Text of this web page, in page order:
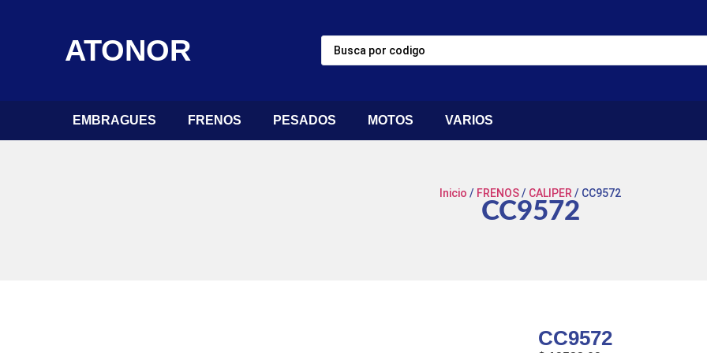
ATONOR
EMBRAGUES FRENOS PESADOS MOTOS VARIOS
Inicio / FRENOS/ CALIPER / CC9572
CC9572
CC9572